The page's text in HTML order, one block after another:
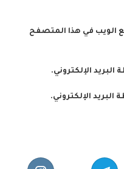
الويب في هذا المتصفح
الإلكتروني.
الإلكتروني.